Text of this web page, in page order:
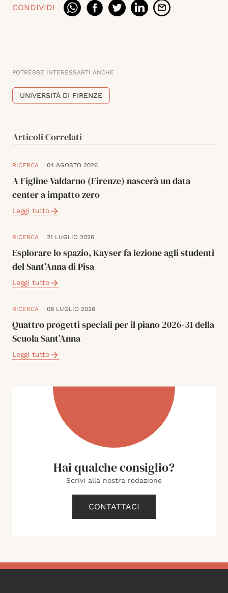
CONDIVIDI
POTREBBE INTERESSARTI ANCHE
UNIVERSITÀ DI FIRENZE
Articoli Correlati
RICERCA 04 AGOSTO 2026
A Figline Valdarno (Firenze) nascerà un data
center a impatto zero
Leggi tutto
RICERCA 21 LUGLIO 2026
Esplorare lo spazio, Kayser fa lezione agli studenti
del Sant’Anna di Pisa
Leggi tutto
RICERCA 08 LUGLIO 2026
Quattro progetti speciali per il piano 2026-31 della
Scuola Sant’Anna
Leggi tutto
Hai qualche consiglio?
Scrivi alla nostra redazione
CONTATTACI